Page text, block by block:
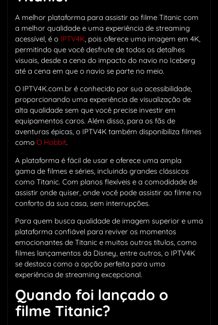
A melhor plataforma para assistir ao filme Titanic com
a melhor qualidade e uma experiência de streaming
acessível, é o IPTV4K , pois oferece uma imagem em 4K,
permitindo que você desfrute de todos os detalhes
visuais, desde a cena do impacto do navio no Iceberg
até a cena em que o navio se parte no meio.
O IPTV4K.com.br é conhecido por sua acessibilidade,
proporcionando uma experiência de visualização de
alta qualidade sem que você precise investir em
equipamentos caros. Além disso, para os fãs de
aventuras épicas, o IPTV4K também disponibiliza filmes
como O Hobbit.
A plataforma é fácil de usar e oferece uma ampla
gama de filmes e séries, incluindo grandes clássicos
como Titanic. Com planos flexíveis e a comodidade de
assistir onde quiser, onde você pode assistir ao filme no
conforto da sua casa, sem interrupções.
Para quem busca qualidade de imagem superior e uma
plataforma confiável para reviver os momentos
emocionantes de Titanic e muitos outros títulos, como
filmes lançamentos da Disney, entre outros, o IPTV4K
se destaca como a opção perfeita para uma
experiência de streaming excepcional.
Quando foi lançado o
filme Titanic?